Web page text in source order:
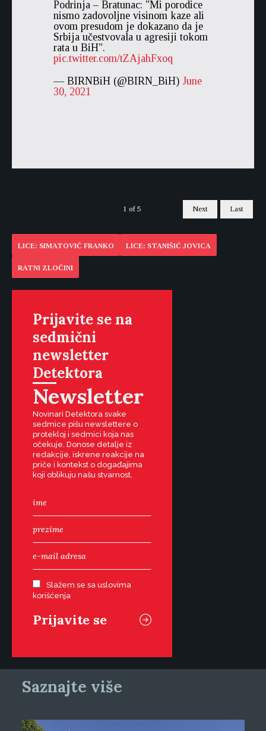
Podrinja – Bratunac: "Mi porodice
nismo zadovoljne visinom kaze ali
ovom presudom je dokazano da je
Srbija učestvovala u agresiji tokom
rata u BiH".
pic.twitter.com/tZAjahFxoq
— BIRNBiH (@BIRN_BiH) June
30, 2021
1 of 5 Next Last
LICE: SIMATOVIĆ FRANKO LICE: STANIŠIĆ JOVICA
RATNI ZLOČINI
Prijavite se na
sedmični
newsletter
Detektora
Newsletter
Novinari Detektora svake
sedmice pišu newslettere o
protekloj i sedmici koja nas
očekuje. Donose detalje iz
redakcije, iskrene reakcije na
priče i kontekst o događajima
koji oblikuju našu stvarnost.
Slažem se sa uslovima
korišćenja
Saznajte više